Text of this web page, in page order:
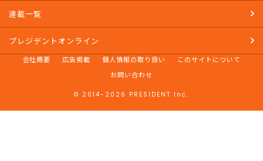
連載一覧
プレジデントオンライン
会社概要 広告掲載 個人情報の取り扱い
このサイトについて
お問い合わせ
© 2014-2026 PRESIDENT Inc.